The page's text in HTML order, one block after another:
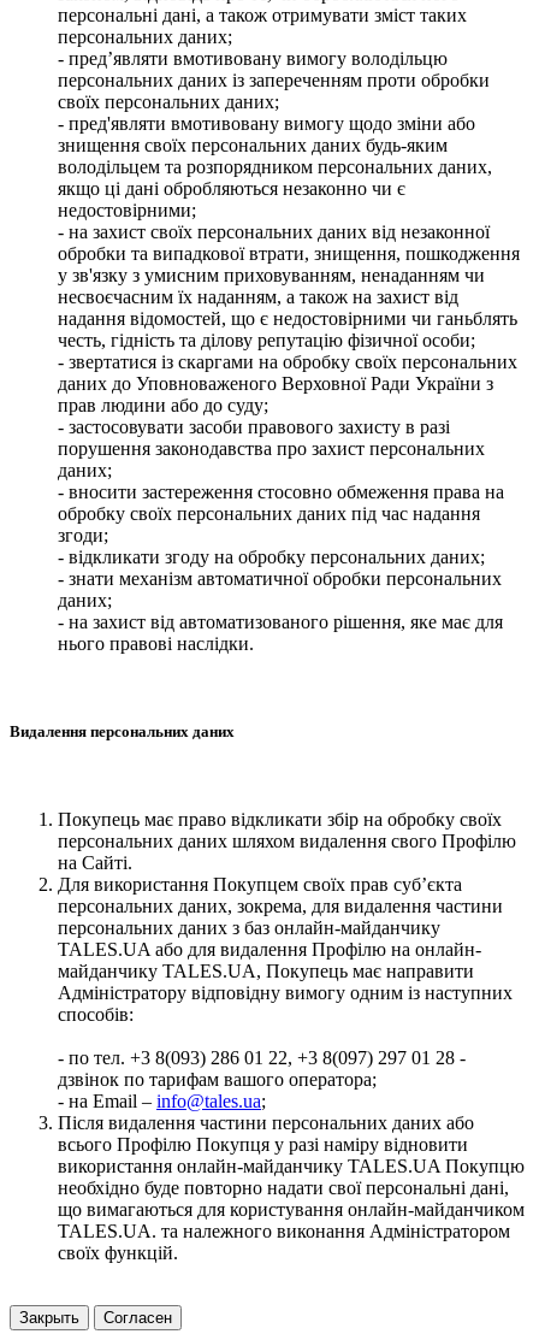
персональні дані, а також отримувати зміст таких
персональних даних;
- пред’являти вмотивовану вимогу володільцю
персональних даних із запереченням проти обробки
своїх персональних даних;
- пред'являти вмотивовану вимогу щодо зміни або
знищення своїх персональних даних будь-яким
володільцем та розпорядником персональних даних,
якщо ці дані обробляються незаконно чи є
недостовірними;
- на захист своїх персональних даних від незаконної
обробки та випадкової втрати, знищення, пошкодження
у зв'язку з умисним приховуванням, ненаданням чи
несвоєчасним їх наданням, а також на захист від
надання відомостей, що є недостовірними чи ганьблять
честь, гідність та ділову репутацію фізичної особи;
- звертатися із скаргами на обробку своїх персональних
даних до Уповноваженого Верховної Ради України з
прав людини або до суду;
- застосовувати засоби правового захисту в разі
порушення законодавства про захист персональних
даних;
- вносити застереження стосовно обмеження права на
обробку своїх персональних даних під час надання
згоди;
- відкликати згоду на обробку персональних даних;
- знати механізм автоматичної обробки персональних
даних;
- на захист від автоматизованого рішення, яке має для
нього правові наслідки.
Видалення персональних даних
Покупець має право відкликати збір на обробку своїх
персональних даних шляхом видалення свого Профілю
на Сайті.
Для використання Покупцем своїх прав суб’єкта
персональних даних, зокрема, для видалення частини
персональних даних з баз онлайн-майданчику
TALES.UA або для видалення Профілю на онлайн-
майданчику TALES.UA, Покупець має направити
Адміністратору відповідну вимогу одним із наступних
способів:
- по тел. +3 8(093) 286 01 22, +3 8(097) 297 01 28 -
дзвінок по тарифам вашого оператора;
- на Email – info@tales.ua;
Після видалення частини персональних даних або
всього Профілю Покупця у разі наміру відновити
використання онлайн-майданчику TALES.UA Покупцю
необхідно буде повторно надати свої персональні дані,
що вимагаються для користування онлайн-майданчиком
TALES.UA. та належного виконання Адміністратором
своїх функцій.
Закрыть Согласен